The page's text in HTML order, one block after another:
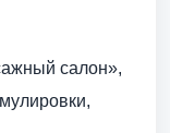
салон»,